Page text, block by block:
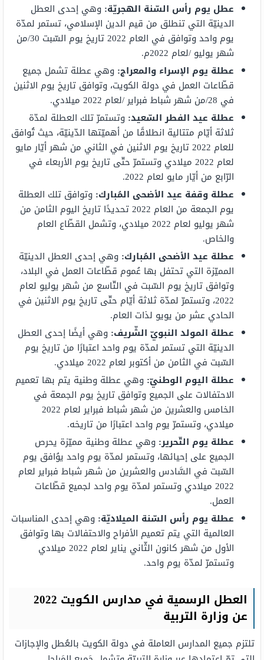
عطل يوم رأس السّنة الهجريّة: وهي إحدى العطل
الدينيّة التي تنطلق من قيم الدين الإسلامي، تستمر لمدّة
يوم واحد وتوافق في العام 2022 تاريخ يوم السّبت 30/من
شهر يوليو /لعام 2022م.
عطلة يوم الإسراء والمعراج: وهي عطلة تشمل جميع
قطّاعات العمل في دولة الكويت، وتوافق تاريخ يوم الاثنين
في 28/من شهر شباط فبراير /لعام 2022 ميلادي.
عطلة عيد الفطر السّعيد: وتستمرّ تلك العطلة لمدّة
ثلاثة أيّام متتالية انطلاقًا من أهميّتها الدّينيّة، حيث تُوافق
للعام 2022 تاريخ يوم الاثنين في الثاني من شهر أيّار مايو
لعام 2022 ميلادي وتستمرّ حتّى تاريخ يوم الأربعاء في
الرّابع من أيّار مايو لعام 2022.
عطلة وقفة عيد الأضحى المُبارك: وتوافق تلك العطلة
يوم الجمعة من العام 2022 تحديدًا تاريخ اليوم الثامن من
شهر يوليو لعام 2022 ميلادي، وتشمل القطّاع العام
والخاص.
عطلة عيد الأضحى المُبارك: وهي إحدى العطل الدينيّة
المميّزة التي تحتفل بها عُموم قطّاعات العمل في البلاد،
وتوافق تاريخ يوم السّبت في التّاسع من شهر يوليو لعام
2022، وتستمرّ لمدّة ثلاثة أيّام حتّى تاريخ يوم الاثنين في
الحادي عشر من يويو لذات العام.
عطلة المولد النبويّ الشّريف: وهي أيضًا إحدى العطل
الدينيّة التي تستمر لمدّة يوم واحد اعتبارًا من تاريخ يوم
السّبت في الثامن من أكتوبر لعام 2022 ميلادي.
عطلة اليوم الوطنيّ: وهي عطلة وطنية يتم بها تعميم
الاحتفالات على الجميع وتوافق تاريخ يوم الجمعة في
الخامس والعشرين من شهر شباط فبراير لعام 2022
ميلادي، وتستمرّ يوم واحد اعتبارًا من تاريخه.
عطلة يوم التّحرير: وهي عطلة وطنية مميّزة يحرص
الجميع على إحيائها، وتستمر لمدّة يوم واحد يوُافق يوم
السّبت في السَّادس والعشرين من شهر شباط فبراير لعام
2022 ميلادي وتستمر لمدّة يوم واحد لجميع قطّاعات
العمل.
عطلة يوم رأس السّنة الميلاديّة: وهي إحدى المناسبات
العالمية التي يتم تعميم الأفراح والاحتفالات بها وتوافق
الأول من شهر كانون الثّاني يناير لعام 2022 ميلادي
وتستمرّ لمدّة يوم واحد.
العطل الرسمية في مدارس الكويت 2022
عن وزارة التربية
تلتزم جميع المدارس العاملة في دولة الكويت بالعُطل والإجازات